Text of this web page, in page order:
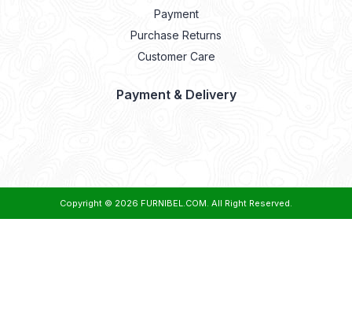
Payment
Purchase Returns
Customer Care
Payment & Delivery
Copyright © 2026 FURNIBEL.COM. All Right Reserved.